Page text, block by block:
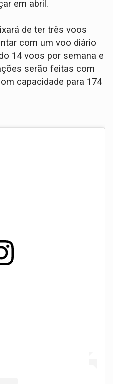
em abril.
de ter três voos
com um voo diário
14 voos por semana e
serão feitas com
capacidade para 174